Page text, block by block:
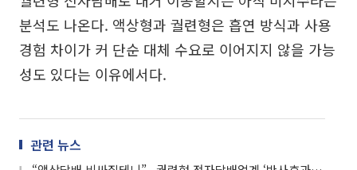
분석도 나온다. 액상형과 궐련형은 흡연 방식과 사용
경험 차이가 커 단순 대체 수요로 이어지지 않을 가능
성도 있다는 이유에서다.
관련 뉴스